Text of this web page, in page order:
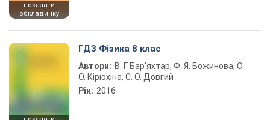
показати
обкладинку
ГДЗ Фізика 8 клас
Автори: В. Г. Бар’яхтар, Ф. Я. Божинова, О.
О. Кірюхіна, С. О. Довгий
Рік: 2016